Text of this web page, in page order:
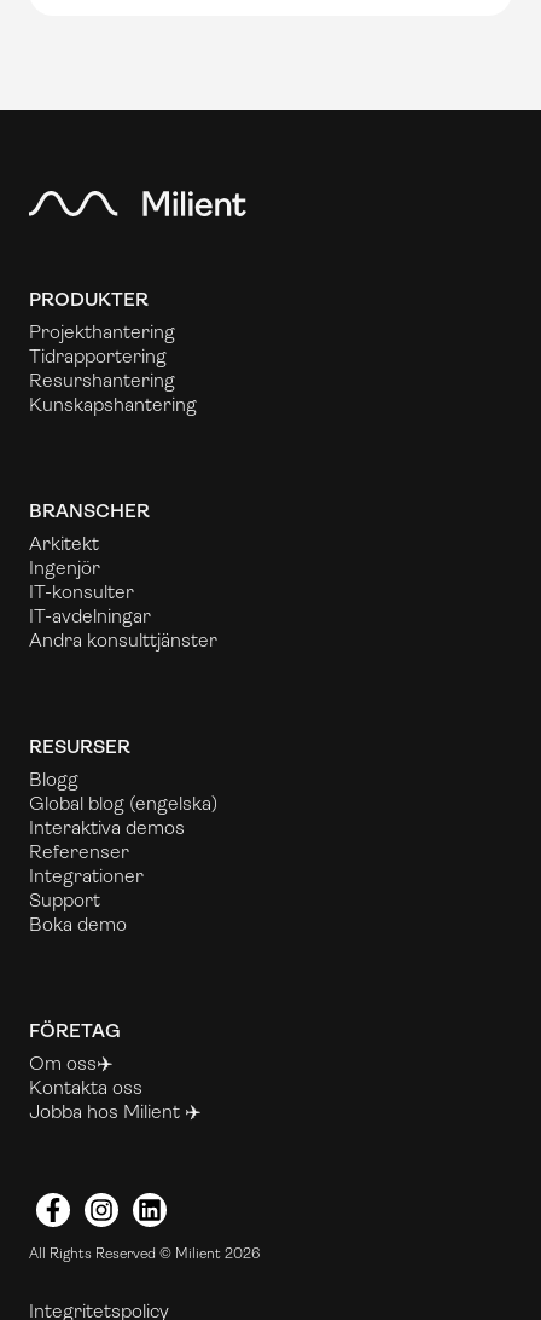
PRODUKTER
Projekthantering
Tidrapportering
Resurshantering
Kunskapshantering
BRANSCHER
Arkitekt
Ingenjör
IT-konsulter
IT-avdelningar
Andra konsulttjänster
RESURSER
Blogg
Global blog (engelska)
Interaktiva demos
Referenser
Integrationer
Support
Boka demo
FÖRETAG
Om oss✈️
Kontakta oss
Jobba hos Milient ✈️
FacebookInstagramLinkedIn
All Rights Reserved © Milient 2026
Integritetspolicy